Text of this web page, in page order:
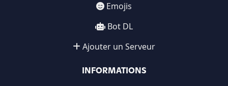
Emojis
Bot DL
Ajouter un Serveur
INFORMATIONS